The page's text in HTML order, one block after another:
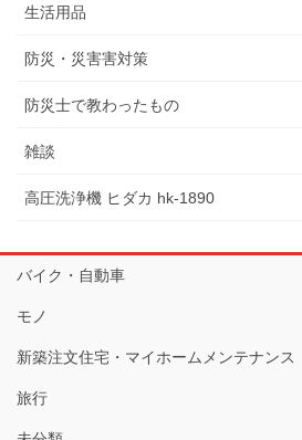
生活用品
防災・災害害対策
防災士で教わったもの
雑談
高圧洗浄機 ヒダカ hk-1890
バイク・自動車
モノ
新築注文住宅・マイホームメンテナンス
旅行